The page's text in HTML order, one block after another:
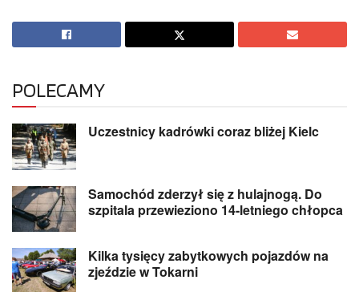
POLECAMY
Uczestnicy kadrówki coraz bliżej Kielc
Samochód zderzył się z hulajnogą. Do
szpitala przewieziono 14-letniego chłopca
Kilka tysięcy zabytkowych pojazdów na
zjeździe w Tokarni